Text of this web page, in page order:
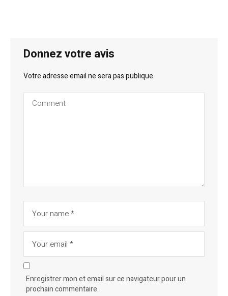
Donnez votre avis
Votre adresse email ne sera pas publique.
Enregistrer mon et email sur ce navigateur pour un
prochain commentaire.